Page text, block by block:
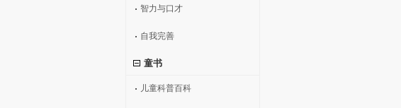
智力与口才
自我完善
童书
儿童科普百科